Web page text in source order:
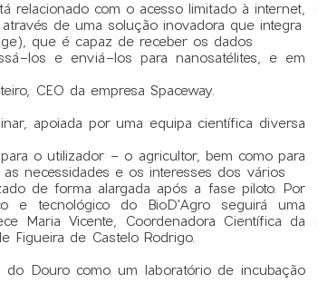
relacionado com o acesso limitado à internet,
de uma solução inovadora que integra
que é capaz de receber os dados
los e enviá-los para nanosatélites, e em
CEO da empresa Spaceway.
apoiada por uma equipa científica diversa
o utilizador - o agricultor, bem como para
necessidades e os interesses dos vários
de forma alargada após a fase piloto. Por
e tecnológico do BioD'Agro seguirá uma
Maria Vicente, Coordenadora Científica da
Figueira de Castelo Rodrigo.
Douro como um laboratório de incubação